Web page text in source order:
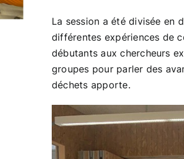
La session a été divisée en
différentes expériences de
débutants aux chercheurs
groupes pour parler des
déchets apporte.